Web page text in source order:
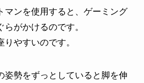
マンを使用すると、ゲーミング
がかけるのです。
やすいのです。
姿勢をずっとしていると脚を伸